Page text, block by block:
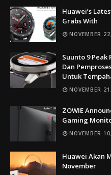
Huawei’s
Grabs With
NOVEMBER
Suunto 9
Dan
Untuk
NOVEMBER
ZOWIE
Gaming
NOVEMBER
Huawei Akan
November